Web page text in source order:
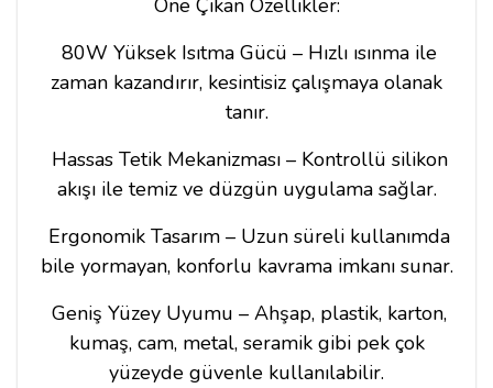
Öne Çıkan Özellikler:
80W Yüksek Isıtma Gücü – Hızlı ısınma ile
zaman kazandırır, kesintisiz çalışmaya olanak
tanır.
Hassas Tetik Mekanizması – Kontrollü silikon
akışı ile temiz ve düzgün uygulama sağlar.
Ergonomik Tasarım – Uzun süreli kullanımda
bile yormayan, konforlu kavrama imkanı sunar.
Geniş Yüzey Uyumu – Ahşap, plastik, karton,
kumaş, cam, metal, seramik gibi pek çok
yüzeyde güvenle kullanılabilir.